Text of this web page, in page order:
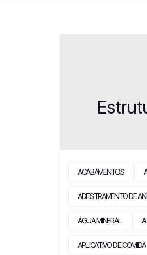
ACABAMENTOS
ADESTRAMENTO DE
ÁGUA MINERAL
APLICATIVO DE COMIDA